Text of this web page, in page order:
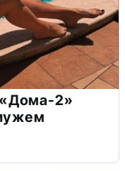
«Дома-2»